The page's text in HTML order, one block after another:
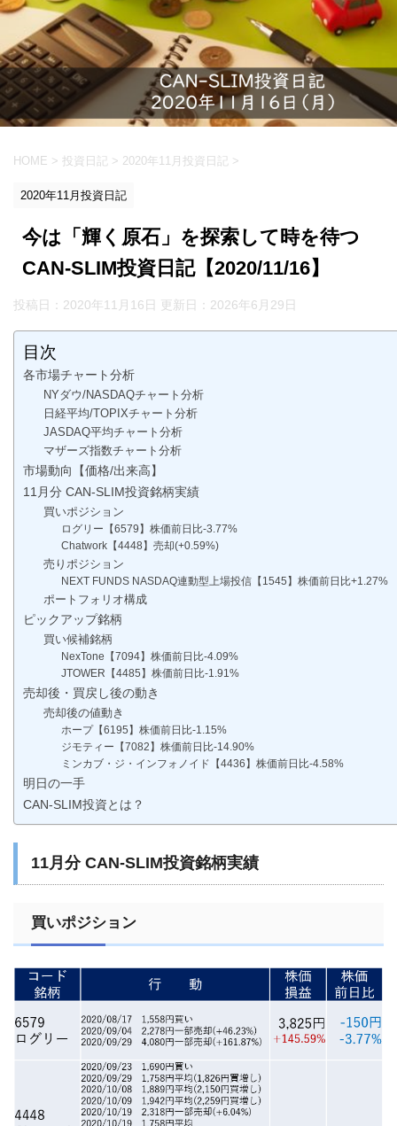
HOME > 投資日記 > 2020年11月投資日記 >
2020年11月投資日記
今は「輝く原石」を探索して時を待つ
CAN-SLIM投資日記【2020/11/16】
投稿日：2020年11月16日 更新日： 2026年6月29日
目次
各市場チャート分析
NYダウ/NASDAQチャート分析
日経平均/TOPIXチャート分析
JASDAQ平均チャート分析
マザーズ指数チャート分析
市場動向【価格/出来高】
11月分 CAN-SLIM投資銘柄実績
買いポジション
ログリー【6579】株価前日比-3.77%
Chatwork【4448】売却(+0.59%)
売りポジション
NEXT FUNDS NASDAQ連動型上場投信【1545】株価前日比+1.27%
ポートフォリオ構成
ピックアップ銘柄
買い候補銘柄
NexTone【7094】株価前日比-4.09%
JTOWER【4485】株価前日比-1.91%
売却後・買戻し後の動き
売却後の値動き
ホープ【6195】株価前日比-1.15%
ジモティー【7082】株価前日比-14.90%
ミンカブ・ジ・インフォノイド【4436】株価前日比-4.58%
明日の一手
CAN-SLIM投資とは？
11月分 CAN-SLIM投資銘柄実績
買いポジション